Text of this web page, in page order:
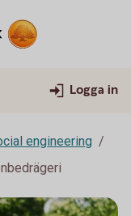
Logga in
engineering